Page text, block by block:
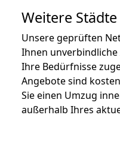
Weitere
Unsere geprüften
Ihnen
Ihre Bedürfnisse
Angebote sind
Sie einen Umzug
außerhalb Ihres